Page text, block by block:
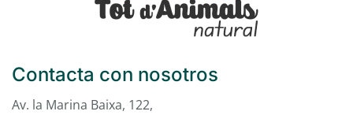
Contacta con nosotros
Av. la Marina Baixa, 122,